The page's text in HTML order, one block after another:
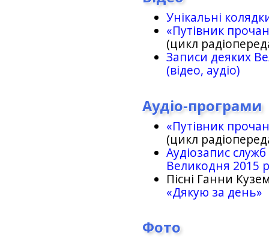
Унікальні
«Путівник
(цикл
Записи деяких
(відео, аудіо)
Аудіо-програми
«Путівник
(цикл
Аудіозапис
Великодня 2015
Пісні Ганни
«Дякую за день»
Фото